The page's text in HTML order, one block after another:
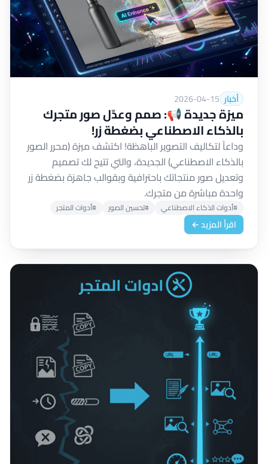
أخبار 2026-04-15
ميزة جديدة 📢: صمم وعدّل صور متجرك
بالذكاء الاصطناعي بضغطة زر!
وداعاً لتكاليف التصوير الباهظة! اكتشف ميزة (محرر الصور
بالذكاء الاصطناعي) الجديدة، والتي تتيح لك تصميم
وتعديل صور منتجاتك باحترافية وبقوالب جاهزة بضغطة زر
واحدة مباشرة من متجرك.
#أدوات الذكاء الاصطناعي #تحسين الصور #أدوات المتجر
اقرأ المزيد ←